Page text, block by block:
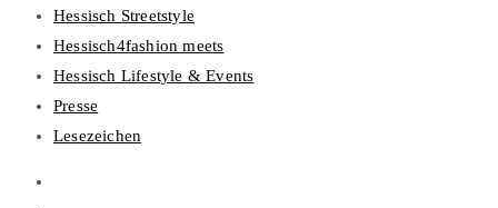
Hessisch Streetstyle
Hessisch4fashion meets
Hessisch Lifestyle & Events
Presse
Lesezeichen